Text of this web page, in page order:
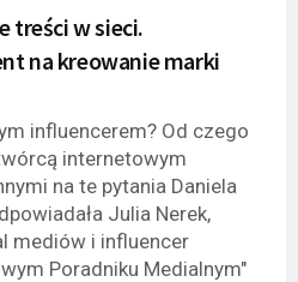
treści w sieci.
na kreowanie marki
influencerem? Od czego
internetowym
na te pytania Daniela
Julia Nerek,
mediów i influencer
Poradniku Medialnym"